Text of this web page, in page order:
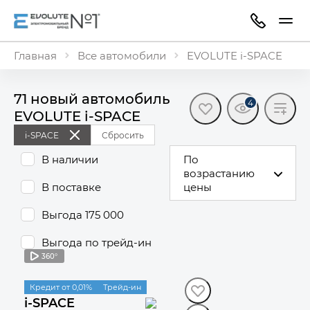
Главная Все автомобили EVOLUTE i-SPACE
71 новый автомобиль
EVOLUTE i⁠-⁠SPACE
4
i-SPACE Сбросить
В наличии
В поставке
Выгода 175 000
Выгода по трейд-ин
По
возрастанию
цены
Кредит от 0,01% Трейд-ин
360°
В наличии
i-SPACE